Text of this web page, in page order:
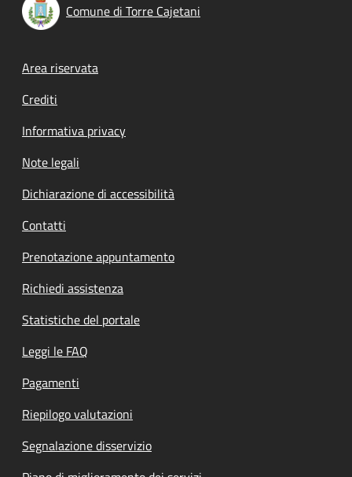
Comune di Torre Cajetani
Footer menu
Area riservata
Crediti
Informativa privacy
Note legali
Dichiarazione di accessibilità
Contatti
Prenotazione appuntamento
Richiedi assistenza
Statistiche del portale
Leggi le FAQ
Pagamenti
Riepilogo valutazioni
Segnalazione disservizio